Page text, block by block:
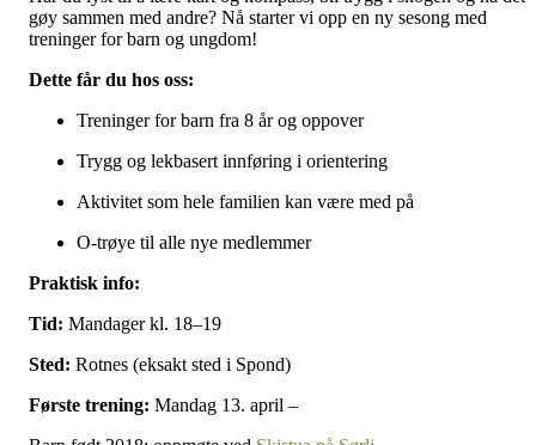
gøy sammen med andre? Nå starter vi opp en ny sesong med
treninger for barn og ungdom!
Dette får du hos oss:
Treninger for barn fra 8 år og oppover
Trygg og lekbasert innføring i orientering
Aktivitet som hele familien kan være med på
O‑trøye til alle nye medlemmer
Praktisk info:
Tid: Mandager kl. 18–19
Sted: Rotnes (eksakt sted i Spond)
Første trening: Mandag 13. april –